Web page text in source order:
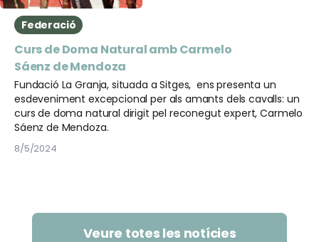
Federació
Curs de Doma Natural amb Carmelo
Sáenz de Mendoza
Fundació La Granja, situada a Sitges, ens presenta un
esdeveniment excepcional per als amants dels cavalls: un
curs de doma natural dirigit pel reconegut expert, Carmelo
Sáenz de Mendoza.
8/5/2024
Veure totes les notícies